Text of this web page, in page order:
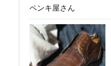
ペンキ屋さん